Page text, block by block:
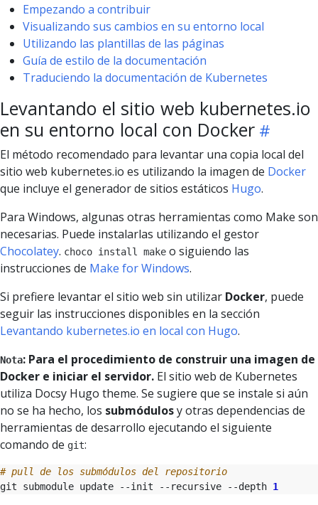
Empezando a contribuir
Visualizando sus cambios en su entorno local
Utilizando las plantillas de las páginas
Guía de estilo de la documentación
Traduciendo la documentación de Kubernetes
Levantando el sitio web kubernetes.io
en su entorno local con Docker
El método recomendado para levantar una copia local del
sitio web kubernetes.io es utilizando la imagen de Docker
que incluye el generador de sitios estáticos Hugo.
Para Windows, algunas otras herramientas como Make son
necesarias. Puede instalarlas utilizando el gestor
Chocolatey. choco install make o siguiendo las
instrucciones de Make for Windows.
Si prefiere levantar el sitio web sin utilizar Docker, puede
seguir las instrucciones disponibles en la sección
Levantando kubernetes.io en local con Hugo.
Nota: Para el procedimiento de construir una imagen de
Docker e iniciar el servidor. El sitio web de Kubernetes
utiliza Docsy Hugo theme. Se sugiere que se instale si aún
no se ha hecho, los submódulosy otras dependencias de
herramientas de desarrollo ejecutando el siguiente
comando de git:
# pull de los submódulos del repositorio
git submodule update --init --recursive --depth 1